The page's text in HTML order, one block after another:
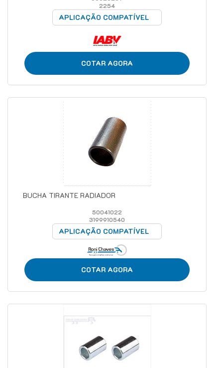
2254
APLICAÇÃO COMPATÍVEL
COTAR AGORA
BUCHA TIRANTE RADIADOR
50041022
3199910540
APLICAÇÃO COMPATÍVEL
COTAR AGORA